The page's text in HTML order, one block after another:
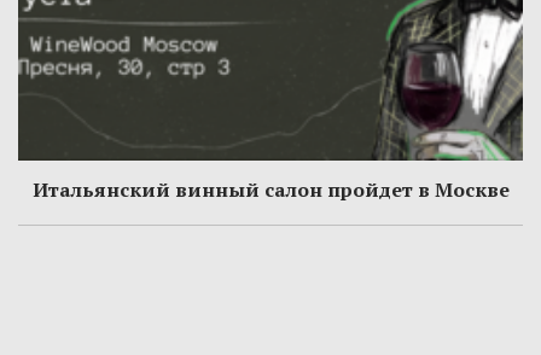
Итальянский винный салон пройдет в Москве